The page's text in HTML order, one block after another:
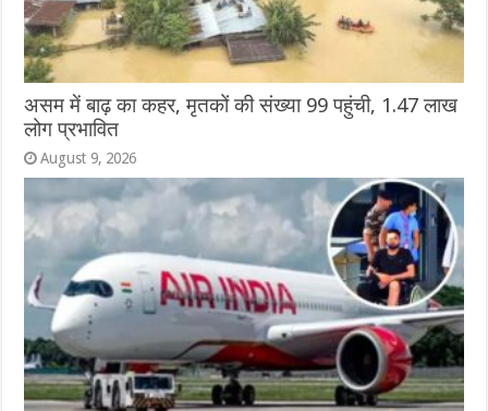
असम में बाढ़ का कहर, मृतकों की संख्या 99 पहुंची, 1.47 लाख
लोग प्रभावित
August 9, 2026